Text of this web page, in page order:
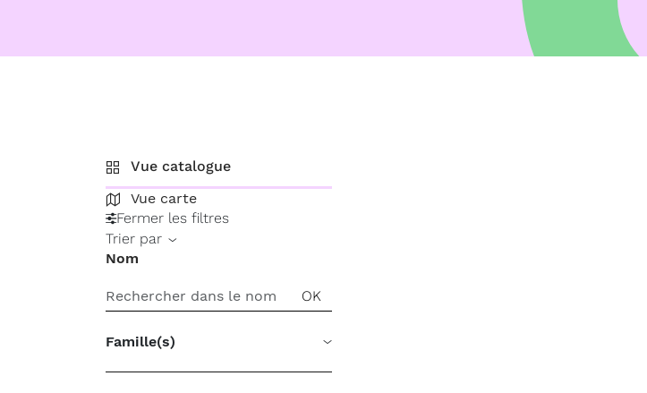
Vue catalogue
Vue carte
Fermer les filtres
Trier par
Nom
Famille(s)